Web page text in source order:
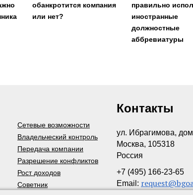
обанкротится компания
или нет?
правильно
иностранные
должностные
аббревиатуры
Сетевые возможности
Владельческий контроль
Передача компании
Разрешение конфликтов
Рост доходов
Советник
Контакты
ул. Ибрагимова,
Москва, 105318
Россия
+7 (495) 166-23-65
Email: